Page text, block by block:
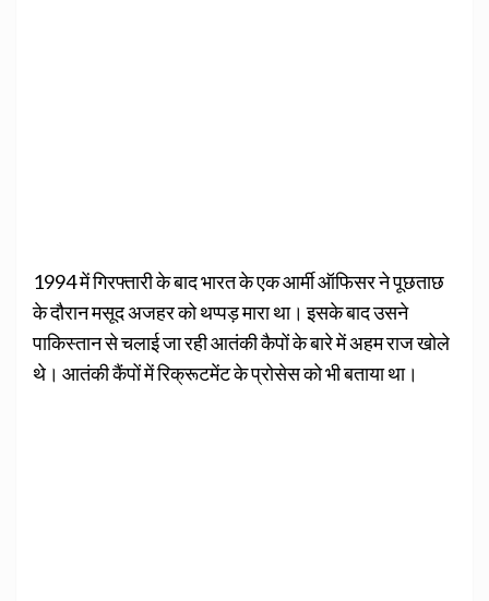
1994 में गिरफ्तारी के बाद भारत के एक आर्मी ऑफिसर ने पूछताछ
के दौरान मसूद अजहर को थप्पड़ मारा था। इसके बाद उसने
पाकिस्तान से चलाई जा रही आतंकी कैपों के बारे में अहम राज खोले
थे। आतंकी कैंपों में रिक्रूटमेंट के प्रोसेस को भी बताया था।